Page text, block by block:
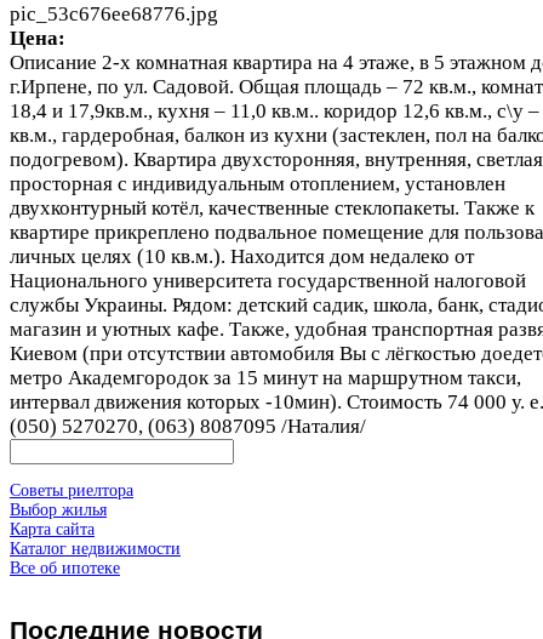
pic_53c676ee68776.jpg
Цена:
Описание 2-х комнатная квартира на 4 этаже, в 5 этажном
г.Ирпене, по ул. Садовой. Общая площадь – 72 кв.м.,
18,4 и 17,9кв.м., кухня – 11,0 кв.м.. коридор 12,6 кв.м., с\у
кв.м., гардеробная, балкон из кухни (застеклен, пол на
подогревом). Квартира двухсторонняя, внутренняя,
просторная с индивидуальным отоплением, установлен
двухконтурный котёл, качественные стеклопакеты. Также к
квартире прикреплено подвальное помещение для
личных целях (10 кв.м.). Находится дом недалеко от
Национального университета государственной налоговой
службы Украины. Рядом: детский садик, школа, банк,
магазин и уютных кафе. Также, удобная транспортная
Киевом (при отсутствии автомобиля Вы с лёгкостью
метро Академгородок за 15 минут на маршрутном такси,
интервал движения которых -10мин). Стоимость 74 000 у.
(050) 5270270, (063) 8087095 /Наталия/
Советы риелтора
Выбор жилья
Карта сайта
Каталог недвижимости
Все об ипотеке
Последние новости